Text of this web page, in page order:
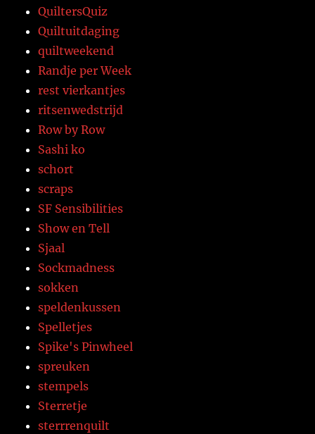
QuiltersQuiz
Quiltuitdaging
quiltweekend
Randje per Week
rest vierkantjes
ritsenwedstrijd
Row by Row
Sashi ko
schort
scraps
SF Sensibilities
Show en Tell
Sjaal
Sockmadness
sokken
speldenkussen
Spelletjes
Spike's Pinwheel
spreuken
stempels
Sterretje
sterrrenquilt